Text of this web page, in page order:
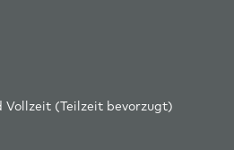
(Teilzeit bevorzugt)